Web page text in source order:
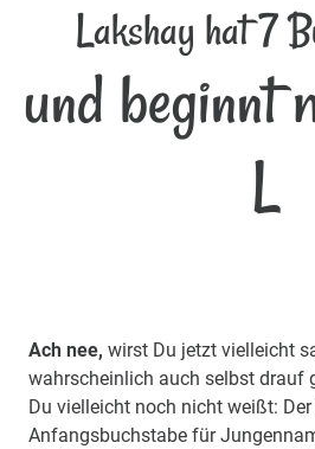
Lakshay hat 7
und beginnt
L
Ach nee, wirst Du jetzt vielleicht
wahrscheinlich auch selbst drauf
Du vielleicht noch nicht weißt:
Anfangsbuchstabe für